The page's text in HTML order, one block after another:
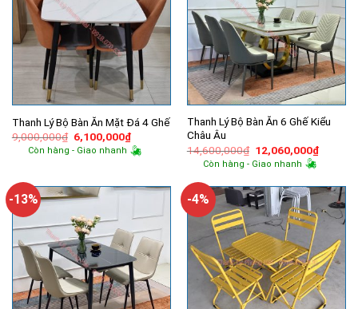
Thanh Lý Bộ Bàn Ăn Mặt Đá 4 Ghế
9,000,000₫ Giá
gốc
là:
6,100,000₫Giá
hiện
tại
Còn hàng - Giao nhanh
Thanh Lý Bộ Bàn Ăn 6 Ghế Kiểu
Châu Âu
14,600,000₫ Giá
gốc
là:
12,060,000₫Giá
hiện
Còn hàng - Giao nhanh
-13% -4%